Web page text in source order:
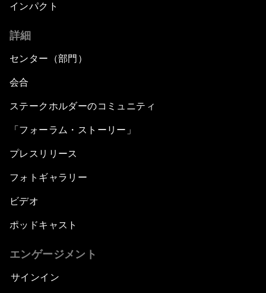
インパクト
詳細
センター（部門）
会合
ステークホルダーのコミュニティ
「フォーラム・ストーリー」
プレスリリース
フォトギャラリー
ビデオ
ポッドキャスト
エンゲージメント
サインイン